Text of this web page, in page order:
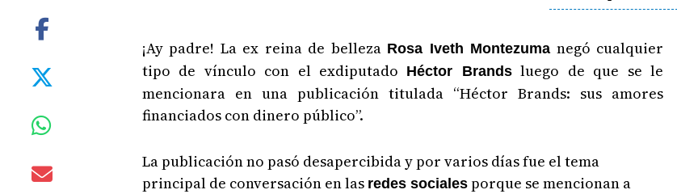
¡Ay padre! La ex reina de belleza Rosa Iveth Montezuma negó cualquier
tipo de vínculo con el exdiputado Héctor Brandsluego de que se le
mencionara en una publicación titulada “Héctor Brands: sus amores
financiados con dinero público”.
La publicación no pasó desapercibida y por varios días fue el tema
principal de conversación en las redes socialesporque se mencionan a